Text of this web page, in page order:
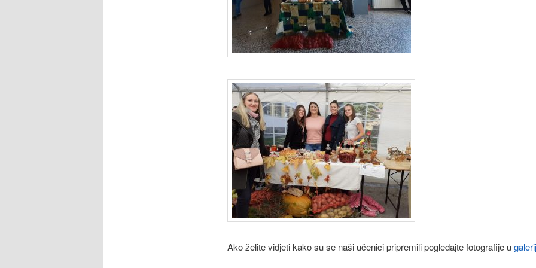
Ako želite vidjeti kako su se naši učenici pripremili pogledajte fotografije u